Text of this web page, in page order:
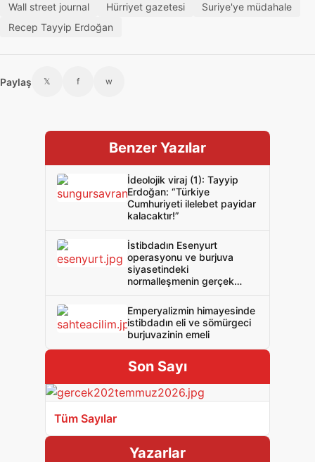
Wall street journal Hürriyet gazetesi
Suriye'ye müdahale
Recep Tayyip Erdoğan
Paylaş 𝕏 f w
Benzer Yazılar
İdeolojik viraj (1): Tayyip
Erdoğan: “Türkiye
Cumhuriyeti ilelebet payidar
kalacaktır!”
İstibdadın Esenyurt
operasyonu ve burjuva
siyasetindeki
normalleşmenin gerçek
Emperyalizmin himayesinde
istibdadın eli ve sömürgeci
burjuvazinin emeli
Son Sayı
Tüm Sayılar
Yazarlar